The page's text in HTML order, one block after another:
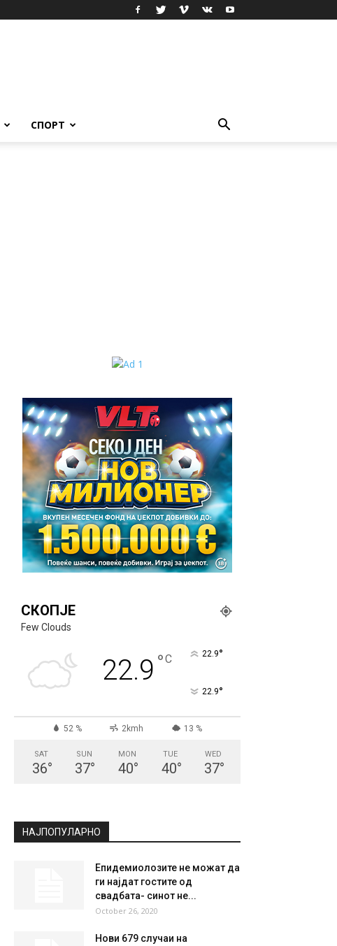
СПОРТ
СКОПЈЕ
Few Clouds
22.9 °C 22.9°
22.9°
52 % 2kmh 13 %
SAT
36°
SUN
37°
MON
40°
TUE
40°
WED
37°
НАЈПОПУЛАРНО
Епидемиолозите не можат да
ги најдат гостите од
свадбата- синот не...
October 26, 2020
Нови 679 случаи на